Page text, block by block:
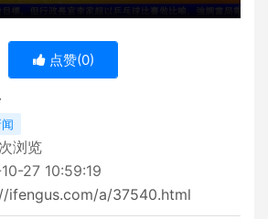
点赞(0)
次浏览
27 10:59:19
ifengus.com/a/37540.html